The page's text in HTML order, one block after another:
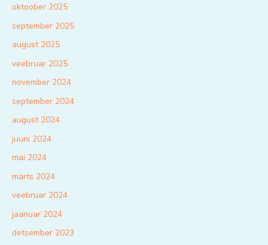
oktoober 2025
september 2025
august 2025
veebruar 2025
november 2024
september 2024
august 2024
juuni 2024
mai 2024
märts 2024
veebruar 2024
jaanuar 2024
detsember 2023